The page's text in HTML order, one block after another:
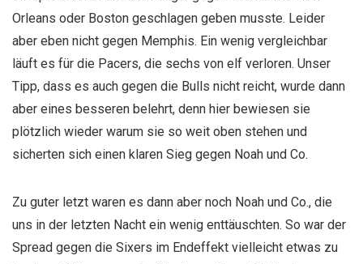
Orleans oder Boston geschlagen geben musste. Leider
aber eben nicht gegen Memphis. Ein wenig vergleichbar
läuft es für die Pacers, die sechs von elf verloren. Unser
Tipp, dass es auch gegen die Bulls nicht reicht, wurde dann
aber eines besseren belehrt, denn hier bewiesen sie
plötzlich wieder warum sie so weit oben stehen und
sicherten sich einen klaren Sieg gegen Noah und Co.
Zu guter letzt waren es dann aber noch Noah und Co., die
uns in der letzten Nacht ein wenig enttäuschten. So war der
Spread gegen die Sixers im Endeffekt vielleicht etwas zu